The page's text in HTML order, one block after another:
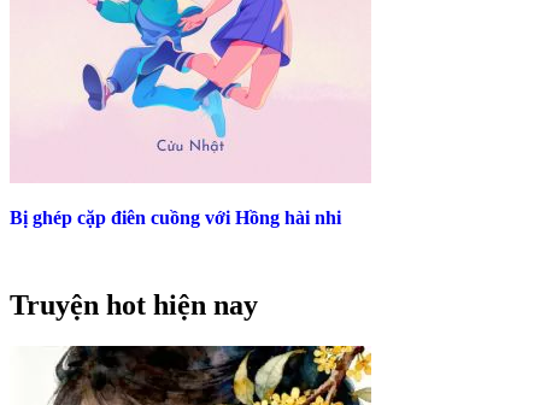
Bị ghép cặp điên cuồng với Hồng hài nhi
Truyện hot hiện nay